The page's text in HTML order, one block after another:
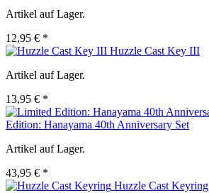
Artikel auf Lager.
12,95 € *
Huzzle Cast Key III
Artikel auf Lager.
13,95 € *
Edition: Hanayama 40th Anniversary Set
Artikel auf Lager.
43,95 € *
Huzzle Cast Keyring